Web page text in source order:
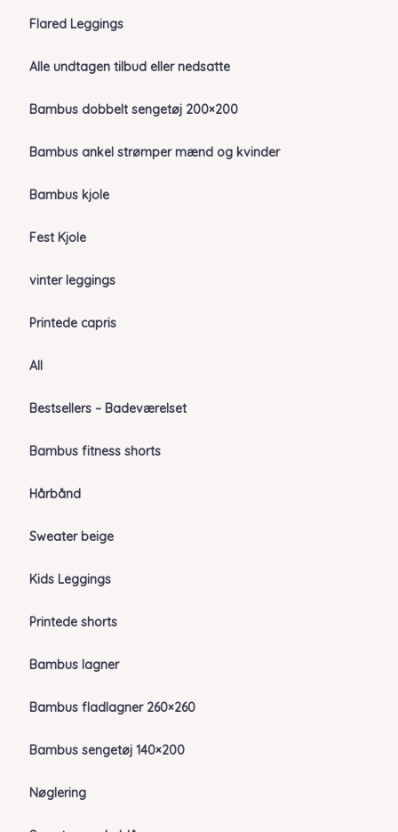
Flared Leggings
Alle undtagen tilbud eller nedsatte
Bambus dobbelt sengetøj 200×200
Bambus ankel strømper mænd og kvinder
Bambus kjole
Fest Kjole
vinter leggings
Printede capris
All
Bestsellers – Badeværelset
Bambus fitness shorts
Hårbånd
Sweater beige
Kids Leggings
Printede shorts
Bambus lagner
Bambus fladlagner 260×260
Bambus sengetøj 140×200
Nøglering